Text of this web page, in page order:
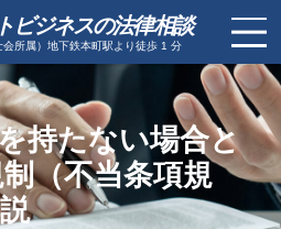
ビジネスの法律相談
所属）地下鉄本町駅より徒歩 1 分
持たない場合と
（不当条項規